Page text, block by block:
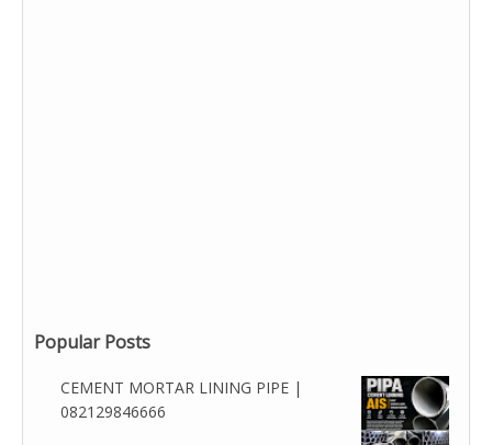
Popular Posts
CEMENT MORTAR LINING PIPE |
082129846666